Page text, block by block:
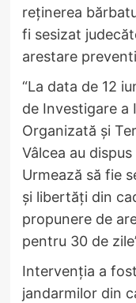
reținerea
fi sesizat
arestare
“La data de 12
de Investigare a
Organizată și
Vâlcea au
Urmează să fie
și libertăți din
propunere de
pentru 30 de
Intervenția a
jandarmilor din